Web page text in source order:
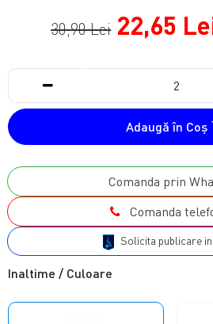
30,90 Lei 22,65
Adaugă în Coş
Comanda prin
Comanda
Solicita publicare
Inaltime / Culoare